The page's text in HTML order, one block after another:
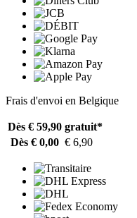
Frais d'envoi en Belgique
Dès € 59,90 gratuit*
Dès € 0,00 € 6,90